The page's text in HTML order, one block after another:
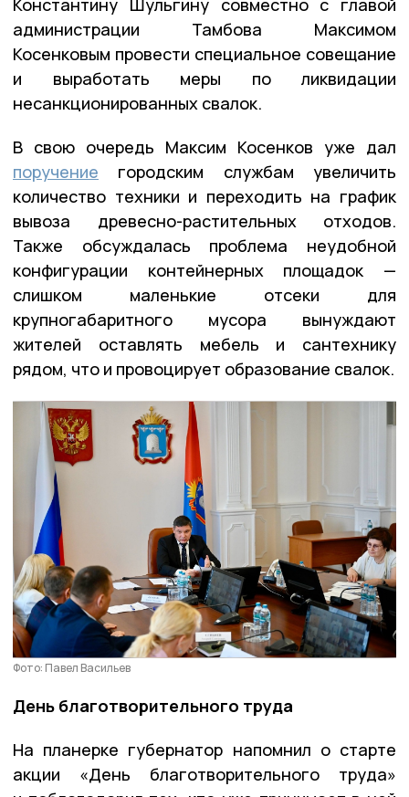
Константину Шульгину совместно с главой
администрации Тамбова Максимом
Косенковым провести специальное совещание
и выработать меры по ликвидации
несанкционированных свалок.
В свою очередь Максим Косенков уже дал
поручение городским службам увеличить
количество техники и переходить на график
вывоза древесно-растительных отходов.
Также обсуждалась проблема неудобной
конфигурации контейнерных площадок —
слишком маленькие отсеки для
крупногабаритного мусора вынуждают
жителей оставлять мебель и сантехнику
рядом, что и провоцирует образование свалок.
Фото: Павел Васильев
День благотворительного труда
На планерке губернатор напомнил о старте
акции «День благотворительного труда»